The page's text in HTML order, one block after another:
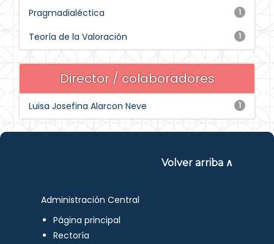
1
Pragmadialéctica
1
Teoría de la Valoración
Director / colaboradores
1
Luisa Josefina Alarcon Neve
Volver arriba ∧
Administración Central
Página principal
Rectoría